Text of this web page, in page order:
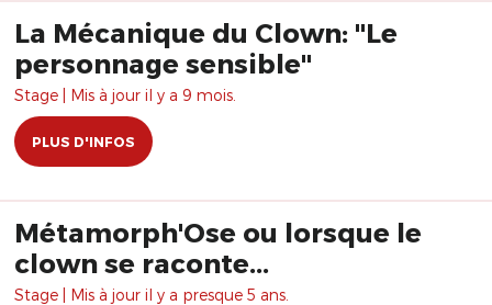
La Mécanique du Clown: "Le
personnage sensible"
Stage | Mis à jour il y a 9 mois.
PLUS D'INFOS
Métamorph'Ose ou lorsque le
clown se raconte...
Stage | Mis à jour il y a presque 5 ans.